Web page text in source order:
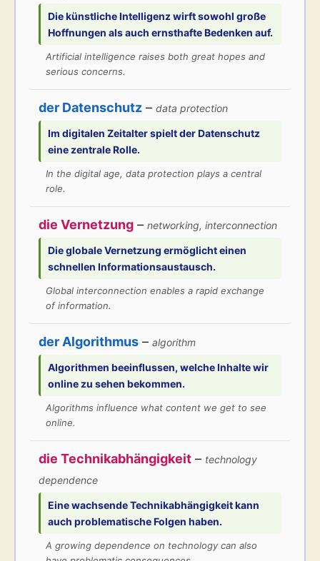
Diekünstliche Intelligenzwirft sowohl große
Hoffnungen als auch ernsthafte Bedenken auf.
Artificial intelligence raises both great hopes and
serious concerns.
der Datenschutz – data protection
Im digitalen Zeitalter spielt derDatenschutz
eine zentrale Rolle.
In the digital age, data protection plays a central
role.
die Vernetzung – networking, interconnection
Die globaleVernetzung ermöglicht einen
schnellen Informationsaustausch.
Global interconnection enables a rapid exchange
of information.
der Algorithmus – algorithm
Algorithmen beeinflussen, welche Inhalte wir
online zu sehen bekommen.
Algorithms influence what content we get to see
online.
die Technikabhängigkeit – technology
dependence
Eine wachsendeTechnikabhängigkeitkann
auch problematische Folgen haben.
A growing dependence on technology can also